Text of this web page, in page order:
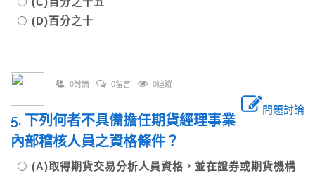
(D)百分之十
0討論 0留言 0追蹤
問題討論
5. 下列何者不具備擔任期貨經理事業
內部稽核人員之資格條件？
(A)取得期貨交易分析人員資格，並在證券或期貨機構